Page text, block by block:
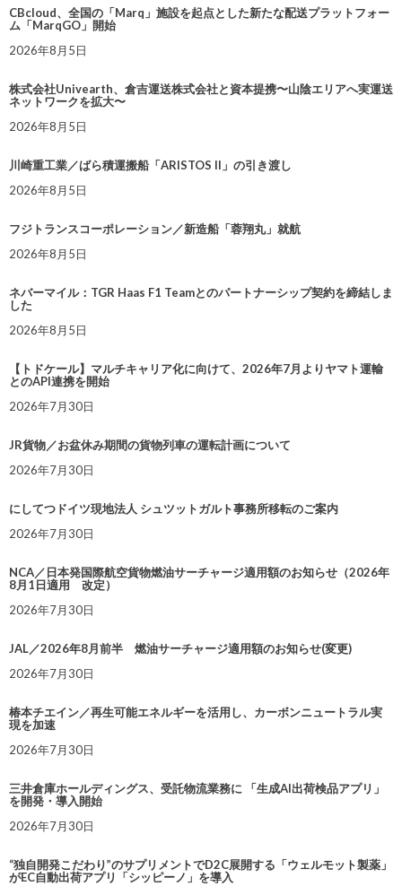
CBcloud、全国の「Marq」施設を起点とした新たな配送プラットフォー
ム「MarqGO」開始
2026年8月5日
株式会社Univearth、倉吉運送株式会社と資本提携〜山陰エリアへ実運送
ネットワークを拡大〜
2026年8月5日
川崎重工業／ばら積運搬船「ARISTOS II」の引き渡し
2026年8月5日
フジトランスコーポレーション／新造船「蓉翔丸」就航
2026年8月5日
ネバーマイル：TGR Haas F1 Teamとのパートナーシップ契約を締結しま
した
2026年8月5日
【トドケール】マルチキャリア化に向けて、2026年7月よりヤマト運輸
とのAPI連携を開始
2026年7月30日
JR貨物／お盆休み期間の貨物列車の運転計画について
2026年7月30日
にしてつドイツ現地法人 シュツットガルト事務所移転のご案内
2026年7月30日
NCA／日本発国際航空貨物燃油サーチャージ適用額のお知らせ（2026年
8月1日適用 改定）
2026年7月30日
JAL／2026年8月前半 燃油サーチャージ適用額のお知らせ(変更)
2026年7月30日
椿本チエイン／再生可能エネルギーを活用し、カーボンニュートラル実
現を加速
2026年7月30日
三井倉庫ホールディングス、受託物流業務に 「生成AI出荷検品アプリ」
を開発・導入開始
2026年7月30日
“独自開発こだわり”のサプリメントでD2C展開する「ウェルモット製薬」
がEC自動出荷アプリ「シッピーノ」を導入